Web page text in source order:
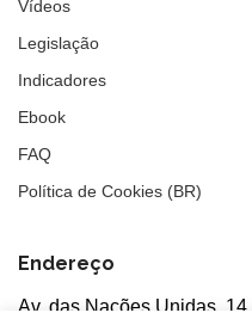
Vídeos
Legislação
Indicadores
Ebook
FAQ
Política de Cookies (BR)
Endereço
Av. das Nações Unidas,